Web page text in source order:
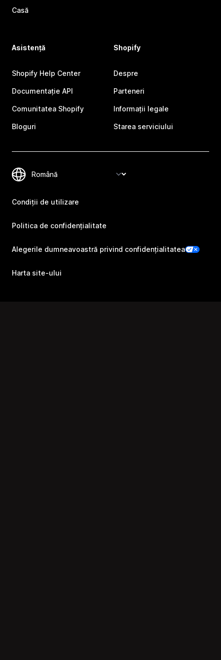
Casă
Asistență
Shopify Help Center
Documentație API
Comunitatea Shopify
Bloguri
Shopify
Despre
Parteneri
Informații legale
Starea serviciului
Condiții de utilizare
Politica de confidențialitate
Alegerile dumneavoastră privind confidențialitatea
Harta site-ului